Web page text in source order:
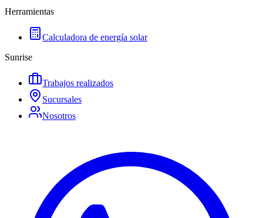
Herramientas
Calculadora de energía solar
Sunrise
Trabajos realizados
Sucursales
Nosotros